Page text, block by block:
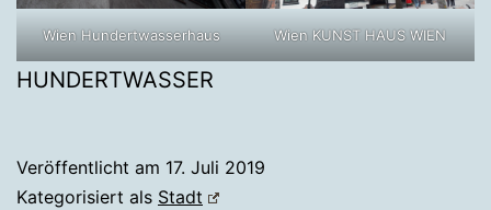
Wien Hundertwasserhaus Wien KUNST HAUS WIEN
HUNDERTWASSER
Veröffentlicht am 17. Juli 2019
Kategorisiert als Stadt